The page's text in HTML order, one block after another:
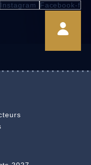
Instagram Facebook-f